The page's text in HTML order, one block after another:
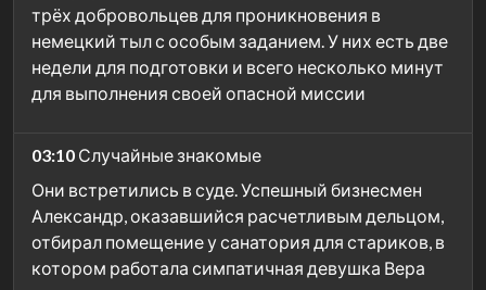
трёх добровольцев для проникновения в
немецкий тыл с особым заданием. У них есть две
недели для подготовки и всего несколько минут
для выполнения своей опасной миссии
03:10 Случайные знакомые
Они встретились в суде. Успешный бизнесмен
Александр, оказавшийся расчетливым дельцом,
отбирал помещение у санатория для стариков, в
котором работала симпатичная девушка Вера